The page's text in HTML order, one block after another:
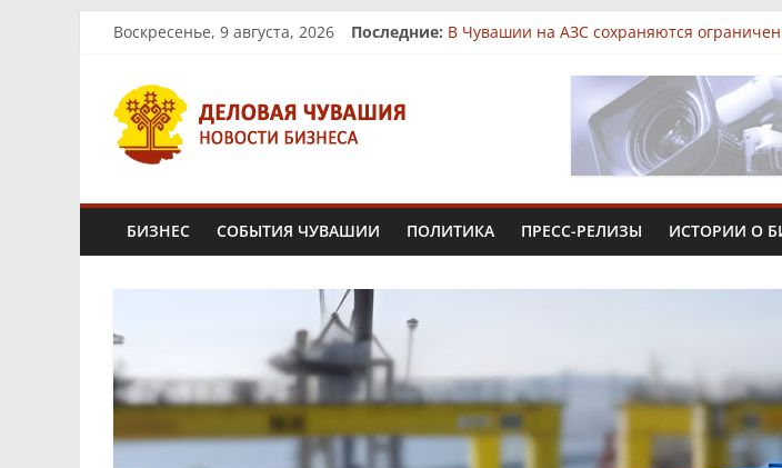
Воскресенье, 9 августа, 2026 Последние: В Чувашии на АЗС сохраняются
Бизнес-парк «КУБ»: всё для роста в
Фермер из Чувашии увеличит
«Юнител Инжиниринг» вложит 1,3 млрд
Деловая
Чувашия.
Новости
бизнеса
и
экономики
Новости
БИЗНЕС СОБЫТИЯ ЧУВАШИИ ПОЛИТИКА ПРЕСС-РЕЛИЗЫ ИСТОРИИ О